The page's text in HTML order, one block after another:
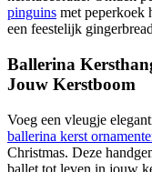
pinguins met peperkoek
een feestelijk
Ballerina
Jouw Kerstboom
Voeg een vleugje
ballerina kerst
Christmas. Deze
ballet tot leven in jouw